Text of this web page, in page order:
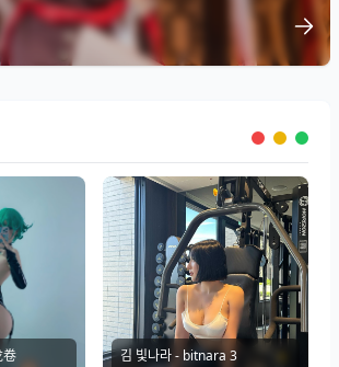
卷 김 빛나라 - bitnara 3